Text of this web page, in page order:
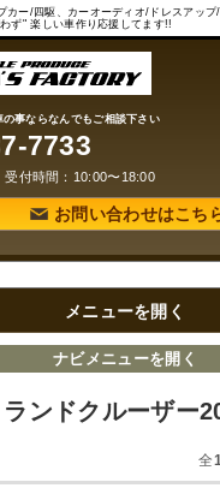
カー/四駆、カーオーディオ/ドレスアップ
ず" 楽しい車作り応援してます!!
事ならなんでもご相談下さい
7733
付時間：10:00〜18:00
お問い合わせはこち
メニューを開く
ナビメニューを開く
ランドクルーザー
全